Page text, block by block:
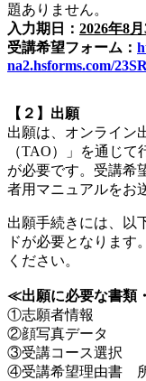
題ありません。
入力期日： 2026年8
受講希望フォーム：
na2.hsforms.com/
【２】出願
出願は、オンライン
（TAO）」を通じ
が必要です。受講希
者用マニュアルをお
出願手続きには、以
ドが必要となります
ください。
≪出願に必要な書類
①志願者情報
②顔写真データ
③受講コース選択
④受講希望理由書 所